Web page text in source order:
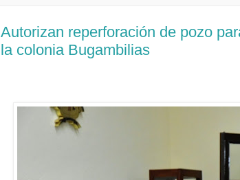
Autorizan reperforación de pozo
la colonia Bugambilias